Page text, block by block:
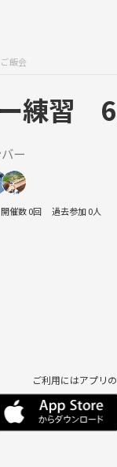
飯会
練習
ー
開催数 0回 過去参加 0人
ご利用にはアプリ